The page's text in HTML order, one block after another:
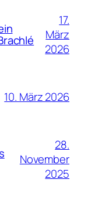
17.
März
2026
10. März 2026
28.
November
2025